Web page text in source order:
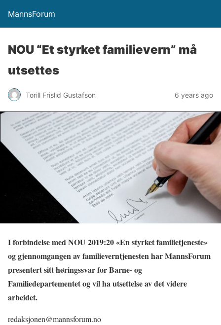
MannsForum
NOU “Et styrket familievern” må
utsettes
Torill Frislid Gustafson 6 years ago
I forbindelse med NOU 2019:20 «En styrket familietjeneste»
og gjennomgangen av familieverntjenesten har MannsForum
presentert sitt høringssvar for Barne- og
Familiedepartementet og vil ha utsettelse av det videre
arbeidet.
redaksjonen@mannsforum.no